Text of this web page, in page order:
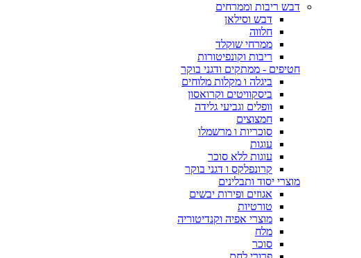
דבש ריבות וממרחים
דבש וסילאן
חלווה
ממרחי שוקלד
ריבות וקונפיטורות
חטיפים - ממתקים ודגני בוקר
ביגלה ו מקלות מלוחים
ביסקוויטים וקרואסון
וופלים וגביעי גלידה
חמצוצים
סוכריות ו מרשמלו
עוגות
עוגות ללא סוכר
קרונפלקס ו דגני בוקר
מוצרי יסוד ותבלינים
אגוזים ופירות יבשים
טורטיות
מוצרי אפיה וקנדיטוריה
מלח
סוכר